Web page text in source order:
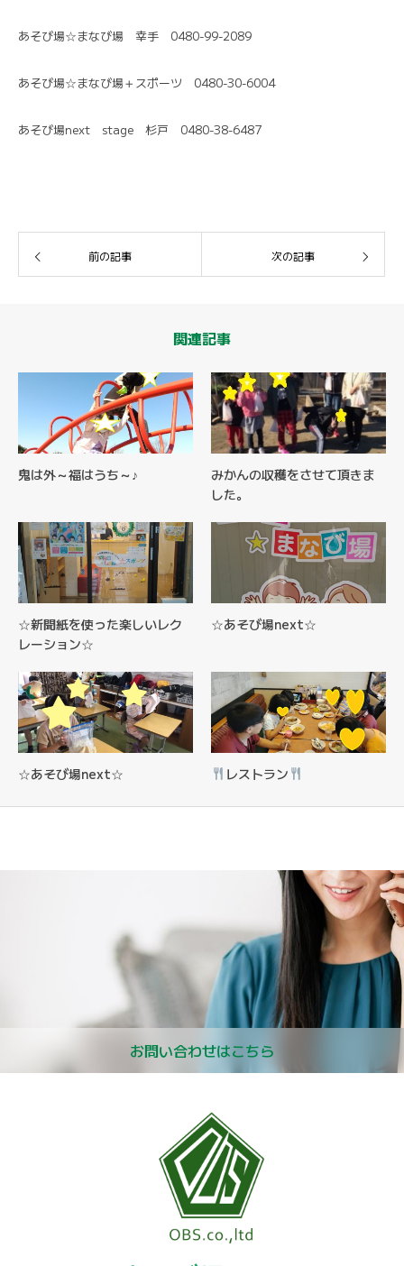
あそび場☆まなび場 幸手 0480-99-2089
あそび場☆まなび場＋スポーツ 0480-30-6004
あそび場next stage 杉戸 0480-38-6487
前の記事 次の記事
関連記事
鬼は外～福はうち～♪
みかんの収穫をさせて頂きま
した。
☆新聞紙を使った楽しいレク
レーション☆
☆あそび場next☆
☆あそび場next☆ レストラン
お問い合わせはこちら